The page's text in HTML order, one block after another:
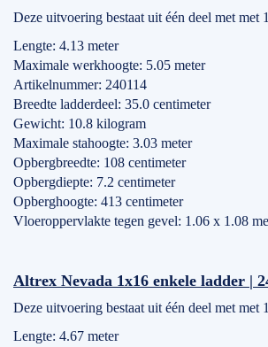
Deze uitvoering bestaat uit één deel met met
Lengte: 4.13 meter
Maximale werkhoogte: 5.05 meter
Artikelnummer: 240114
Breedte ladderdeel: 35.0 centimeter
Gewicht: 10.8 kilogram
Maximale stahoogte: 3.03 meter
Opbergbreedte: 108 centimeter
Opbergdiepte: 7.2 centimeter
Opberghoogte: 413 centimeter
Vloeroppervlakte tegen gevel: 1.06 x 1.08
Altrex Nevada 1x16 enkele ladder |
Deze uitvoering bestaat uit één deel met met
Lengte: 4.67 meter